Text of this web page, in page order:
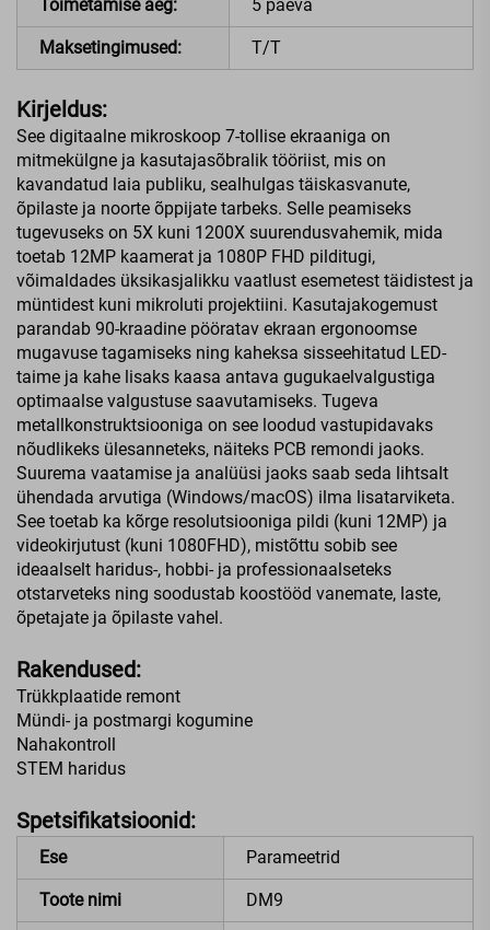
Toimetamise aeg: 5 päeva
Maksetingimused: T/T
Kirjeldus:
See digitaalne mikroskoop 7-tollise ekraaniga on
mitmekülgne ja kasutajasõbralik tööriist, mis on
kavandatud laia publiku, sealhulgas täiskasvanute,
õpilaste ja noorte õppijate tarbeks. Selle peamiseks
tugevuseks on 5X kuni 1200X suurendusvahemik, mida
toetab 12MP kaamerat ja 1080P FHD pilditugi,
võimaldades üksikasjalikku vaatlust esemetest täidistest ja
müntidest kuni mikroluti projektiini. Kasutajakogemust
parandab 90-kraadine pööratav ekraan ergonoomse
mugavuse tagamiseks ning kaheksa sisseehitatud LED-
taime ja kahe lisaks kaasa antava gugukaelvalgustiga
optimaalse valgustuse saavutamiseks. Tugeva
metallkonstruktsiooniga on see loodud vastupidavaks
nõudlikeks ülesanneteks, näiteks PCB remondi jaoks.
Suurema vaatamise ja analüüsi jaoks saab seda lihtsalt
ühendada arvutiga (Windows/macOS) ilma lisatarviketa.
See toetab ka kõrge resolutsiooniga pildi (kuni 12MP) ja
videokirjutust (kuni 1080FHD), mistõttu sobib see
ideaalselt haridus-, hobbi- ja professionaalseteks
otstarveteks ning soodustab koostööd vanemate, laste,
õpetajate ja õpilaste vahel.
Rakendused:
Trükkplaatide remont
Mündi- ja postmargi kogumine
Nahakontroll
STEM haridus
Spetsifikatsioonid:
Ese Parameetrid
Toote nimi DM9